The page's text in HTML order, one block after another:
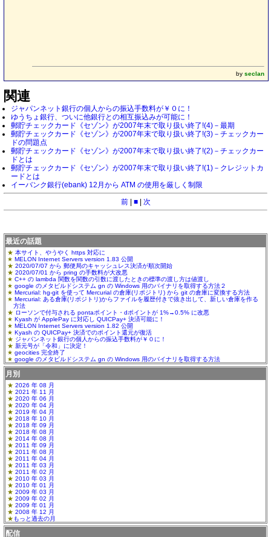
by seclan
関連
ジャパンネット銀行の個人からの振込手数料が￥０に！
ゆうちょ銀行、ついに他銀行との相互振込みが可能に！
郵貯チェックカード《セゾン》が2007年末で取り扱い終了!(4)－最期
郵貯チェックカード《セゾン》が2007年末で取り扱い終了!(3)－チェックカー
ドの問題点
郵貯チェックカード《セゾン》が2007年末で取り扱い終了!(2)－チェックカー
ドとは
郵貯チェックカード《セゾン》が2007年末で取り扱い終了!(1)－クレジットカ
ードとは
イーバンク銀行(ebank) 12月から ATM の使用を厳しく制限
前| ■| 次
最近の話題
本サイト、やうやく https 対応に
MELON Internet Servers version 1.83 公開
2020/07/07 から 郵便局のキャッシュレス決済が順次開始
2020/07/01 から pring の手数料が大改悪
C++ の lambda 関数を関数の引数に渡したときの標準の渡し方は値渡し
google のメタビルドシステム gn の Windows 用のバイナリを取得する方法２
Mercurial: hg-git を使って Mercurial の倉庫(リポジトリ) から git の倉庫に変換する方法
Mercurial: ある倉庫(リポジトリ)からファイルを履歴付きで抜き出して、新しい倉庫を作る
方法
ローソンで付与される pontaポイント・dポイントが 1%→0.5% に改悪
Kyash が ApplePay に対応し QUICPay+ 決済可能に！
MELON Internet Servers version 1.82 公開
Kyash の QUICPay+ 決済でのポイント還元が復活
ジャパンネット銀行の個人からの振込手数料が￥０に！
新元号が「令和」に決定！
geocities 完全終了
google のメタビルドシステム gn の Windows 用のバイナリを取得する方法
月別
2026 年 08 月
2021 年 11 月
2020 年 06 月
2020 年 04 月
2019 年 04 月
2018 年 10 月
2018 年 09 月
2018 年 08 月
2014 年 08 月
2011 年 09 月
2011 年 08 月
2011 年 04 月
2011 年 03 月
2011 年 02 月
2010 年 03 月
2010 年 01 月
2009 年 03 月
2009 年 02 月
2009 年 01 月
2008 年 12 月
もっと過去の月
配信